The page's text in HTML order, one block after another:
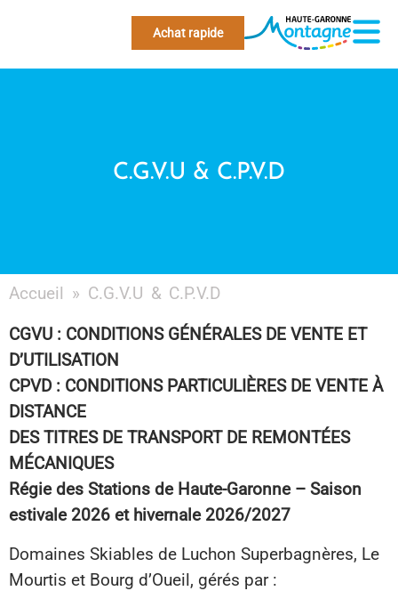
Achat rapide
C.G.V.U & C.P.V.D
Accueil » C.G.V.U & C.P.V.D
CGVU : CONDITIONS GÉNÉRALES DE VENTE ET
D’UTILISATION
CPVD : CONDITIONS PARTICULIÈRES DE VENTE À
DISTANCE
DES TITRES DE TRANSPORT DE REMONTÉES
MÉCANIQUES
Régie des Stations de Haute-Garonne – Saison
estivale 2026 et hivernale 2026/2027
Domaines Skiables de Luchon Superbagnères, Le
Mourtis et Bourg d’Oueil, gérés par :